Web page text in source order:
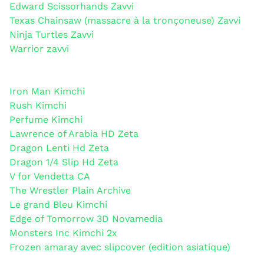
Edward Scissorhands Zavvi
Texas Chainsaw (massacre à la tronçoneuse) Zavvi
Ninja Turtles Zavvi
Warrior zavvi
Iron Man Kimchi
Rush Kimchi
Perfume Kimchi
Lawrence of Arabia HD Zeta
Dragon Lenti Hd Zeta
Dragon 1/4 Slip Hd Zeta
V for Vendetta CA
The Wrestler Plain Archive
Le grand Bleu Kimchi
Edge of Tomorrow 3D Novamedia
Monsters Inc Kimchi 2x
Frozen amaray avec slipcover (edition asiatique)